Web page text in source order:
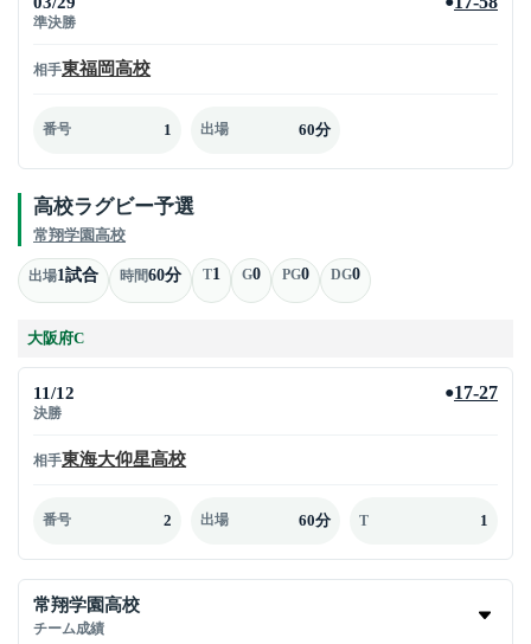
準決勝
相手東福岡高校
番号 1 出場 60分
高校ラグビー予選
常翔学園高校
出場1試合 時間60分 T1 G0 PG0 DG0
大阪府C
11/12
決勝
●17-27
相手東海大仰星高校
番号 2 出場 60分 T 1
常翔学園高校
チーム成績